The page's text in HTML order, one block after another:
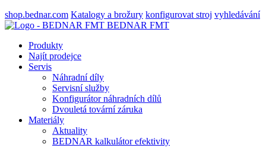
shop.bednar.com Katalogy a brožury konfigurovat stroj vyhledávání
BEDNAR FMT
Produkty
Najít prodejce
Servis
Náhradní díly
Servisní služby
Konfigurátor náhradních dílů
Dvouletá tovární záruka
Materiály
Aktuality
BEDNAR kalkulátor efektivity